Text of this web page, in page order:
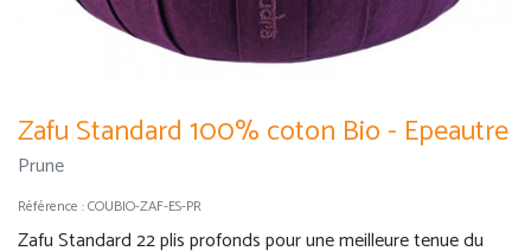
Zafu Standard 100% coton Bio - Epeautre
Prune
Référence :COUBIO-ZAF-ES-PR
Zafu Standard 22 plis profonds pour une meilleure tenue du